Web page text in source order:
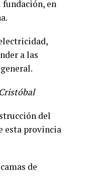
fundación, en
a las
del
esta provincia
de